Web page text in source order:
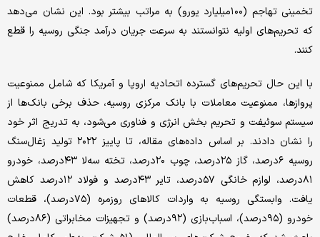
تخمینی تهاجم (۱۰۰میلیارد یورو) به مراتب بیشتر بود. این نشان می‌دهد
که تحریم‌های اولیه نتوانستند به سرعت جریان درآمد جنگی روسیه را قطع
کنند.
با این حال تحریم‌های گسترده اتحادیه اروپا و آمریکا که شامل ممنوعیت
پروازها، ممنوعیت معاملات با بانک مرکزی روسیه، حذف برخی بانک‌ها از
سیستم سوئیفت و تحریم بخش انرژی و فناوری می‌شود، به تدریج اثر خود
را نشان دادند. بر اساس داده‌های مقاله، تا پاییز ۲۰۲۲ تولید زغال‌سنگ
روسیه ۶درصد، گاز ۲۵درصد، چوب ۲۰درصد، تخته سه‌لا ۴۳درصد، خودرو
۸۱درصد، لوازم خانگی ۵۷درصد، تایر ۴۳درصد و فولاد ۱۲درصد کاهش
یافت. وابستگی روسیه به واردات کالاهای روزمره (۷۵درصد)، قطعات
خودرو (۹۵درصد)، اسباب‌بازی (۹۲درصد) و تجهیزات مخابراتی (۸۶درصد)